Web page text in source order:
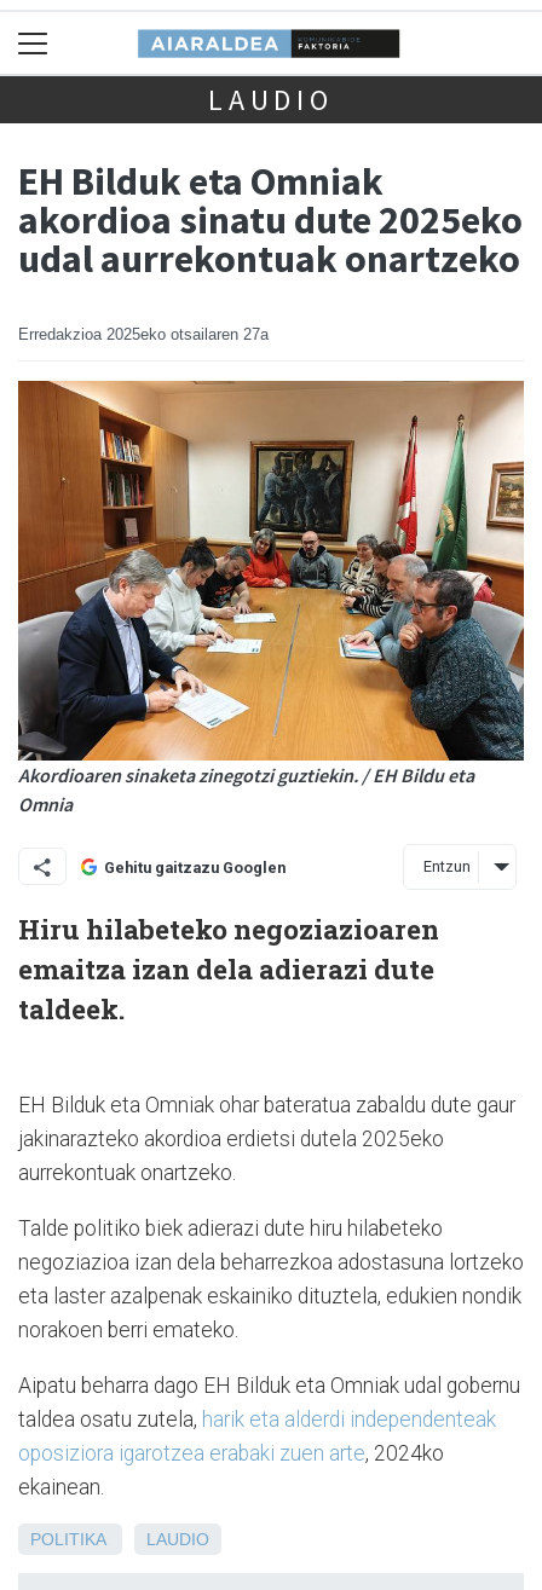
LAUDIO
EH Bilduk eta Omniak
akordioa sinatu dute 2025eko
udal aurrekontuak onartzeko
Erredakzioa 2025eko otsailaren 27a
Akordioaren sinaketa zinegotzi guztiekin. / EH Bildu eta
Omnia
Gehitu gaitzazu Googlen Entzun
Hiru hilabeteko negoziazioaren
emaitza izan dela adierazi dute
taldeek.
EH Bilduk eta Omniak ohar bateratua zabaldu dute gaur
jakinarazteko akordioa erdietsi dutela 2025eko
aurrekontuak onartzeko.
Talde politiko biek adierazi dute hiru hilabeteko
negoziazioa izan dela beharrezkoa adostasuna lortzeko
eta laster azalpenak eskainiko dituztela, edukien nondik
norakoen berri emateko.
Aipatu beharra dago EH Bilduk eta Omniak udal gobernu
taldea osatu zutela, harik eta alderdi independenteak
oposiziora igarotzea erabaki zuen arte, 2024ko
ekainean.
POLITIKA LAUDIO